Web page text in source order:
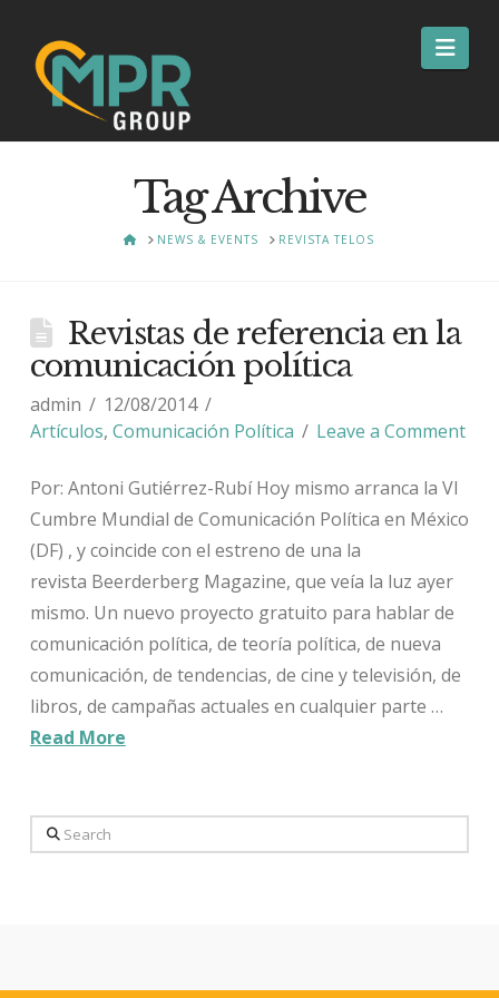
Tag Archive
HOMENEWS & EVENTS REVISTA TELOS
Revistas de referencia en la
comunicación política
admin
12/08/2014
Artículos, Comunicación Política Leave a Comment
Por: Antoni Gutiérrez-Rubí Hoy mismo arranca la VI
Cumbre Mundial de Comunicación Política en México
(DF) , y coincide con el estreno de una la
revista Beerderberg Magazine, que veía la luz ayer
mismo. Un nuevo proyecto gratuito para hablar de
comunicación política, de teoría política, de nueva
comunicación, de tendencias, de cine y televisión, de
libros, de campañas actuales en cualquier parte …
Read More
Search